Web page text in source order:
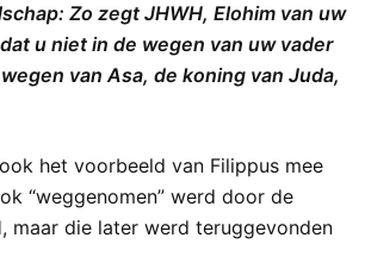
Zo zegt JHWH, Elohim van uw
u niet in de wegen van uw vader
van Asa, de koning van Juda,
het voorbeeld van Filippus mee
“weggenomen” werd door de
maar die later werd teruggevonden